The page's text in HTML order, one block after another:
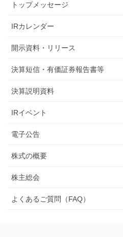
トップメッセージ
IRカレンダー
開示資料・リリース
決算短信・有価証券報告書等
決算説明資料
IRイベント
電子公告
株式の概要
株主総会
よくあるご質問（FAQ）